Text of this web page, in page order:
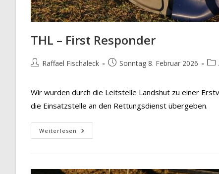
THL – First Responder
Beitrags-
Raffael Fischaleck
BeitragSonntag 8. Februar 2026
Wir wurden durch die Leitstelle Landshut zu einer
die Einsatzstelle an den Rettungsdienst übergeben.
Weiterlesen THL
–